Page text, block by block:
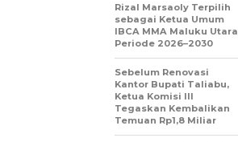
Rizal Marsaoly Terpilih
sebagai Ketua Umum
IBCA MMA Maluku Utara
Periode 2026–2030
Sebelum Renovasi
Kantor Bupati Taliabu,
Ketua Komisi III
Tegaskan Kembalikan
Temuan Rp1,8 Miliar